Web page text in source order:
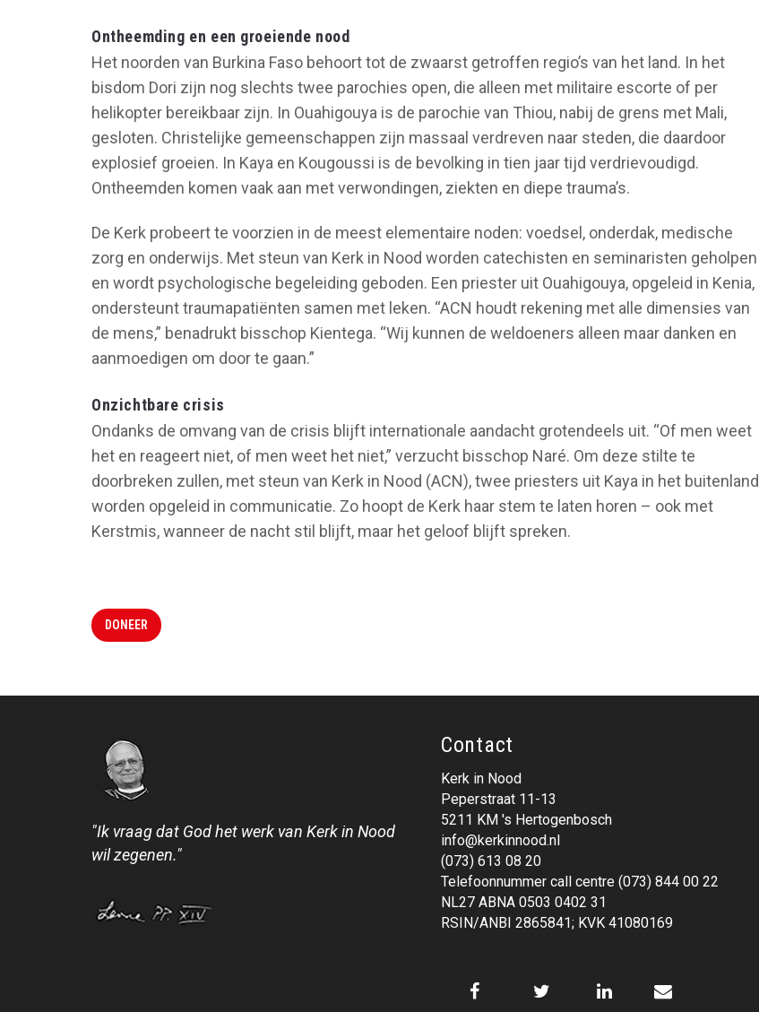
Ontheemding en een groeiende nood
Het noorden van Burkina Faso behoort tot de zwaarst getroffen regio’s van het land. In het
bisdom Dori zijn nog slechts twee parochies open, die alleen met militaire escorte of per
helikopter bereikbaar zijn. In Ouahigouya is de parochie van Thiou, nabij de grens met Mali,
gesloten. Christelijke gemeenschappen zijn massaal verdreven naar steden, die daardoor
explosief groeien. In Kaya en Kougoussi is de bevolking in tien jaar tijd verdrievoudigd.
Ontheemden komen vaak aan met verwondingen, ziekten en diepe trauma’s.
De Kerk probeert te voorzien in de meest elementaire noden: voedsel, onderdak, medische
zorg en onderwijs. Met steun van Kerk in Nood worden catechisten en seminaristen geholpen
en wordt psychologische begeleiding geboden. Een priester uit Ouahigouya, opgeleid in Kenia,
ondersteunt traumapatiënten samen met leken. “ACN houdt rekening met alle dimensies van
de mens,” benadrukt bisschop Kientega. “Wij kunnen de weldoeners alleen maar danken en
aanmoedigen om door te gaan.”
Onzichtbare crisis
Ondanks de omvang van de crisis blijft internationale aandacht grotendeels uit. “Of men weet
het en reageert niet, of men weet het niet,” verzucht bisschop Naré. Om deze stilte te
doorbreken zullen, met steun van Kerk in Nood (ACN), twee priesters uit Kaya in het buitenland
worden opgeleid in communicatie. Zo hoopt de Kerk haar stem te laten horen – ook met
Kerstmis, wanneer de nacht stil blijft, maar het geloof blijft spreken.
DONEER
"Ik vraag dat God het werk van Kerk in Nood
wil zegenen."
Contact
Kerk in Nood
Peperstraat 11-13
5211 KM 's Hertogenbosch
info@kerkinnood.nl
(073) 613 08 20
Telefoonnummer call centre (073) 844 00 22
NL27 ABNA 0503 0402 31
RSIN/ANBI 2865841; KVK 41080169